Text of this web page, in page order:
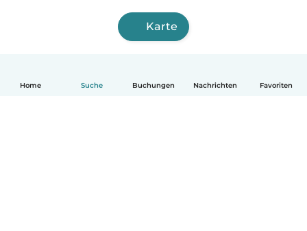
Home Suche Buchungen Nachrichten Favoriten
Karte